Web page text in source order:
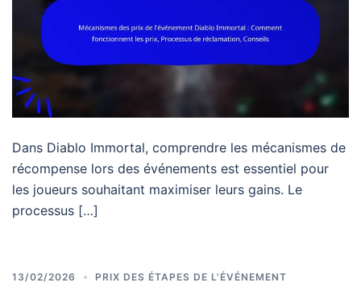
Dans Diablo Immortal, comprendre les mécanismes de
récompense lors des événements est essentiel pour
les joueurs souhaitant maximiser leurs gains. Le
processus […]
13/02/2026 PRIX DES ÉTAPES DE L'ÉVÉNEMENT